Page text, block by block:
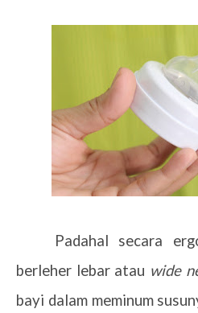
Padahal secara
berleher lebar atau wide
bayi dalam meminum